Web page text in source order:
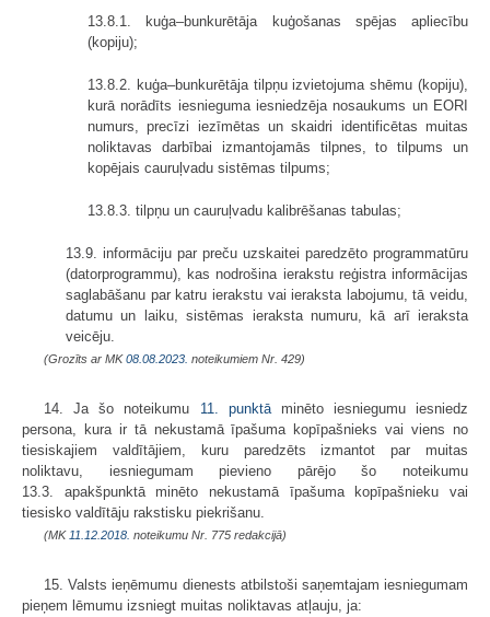
13.8.1. kuģa–bunkurētāja kuģošanas spējas apliecību
(kopiju);
13.8.2. kuģa–bunkurētāja tilpņu izvietojuma shēmu (kopiju),
kurā norādīts iesnieguma iesniedzēja nosaukums un EORI
numurs, precīzi iezīmētas un skaidri identificētas muitas
noliktavas darbībai izmantojamās tilpnes, to tilpums un
kopējais cauruļvadu sistēmas tilpums;
13.8.3. tilpņu un cauruļvadu kalibrēšanas tabulas;
13.9. informāciju par preču uzskaitei paredzēto programmatūru
(datorprogrammu), kas nodrošina ierakstu reģistra informācijas
saglabāšanu par katru ierakstu vai ieraksta labojumu, tā veidu,
datumu un laiku, sistēmas ieraksta numuru, kā arī ieraksta
veicēju.
(Grozīts ar MK08.08.2023. noteikumiem Nr. 429)
14. Ja šo noteikumu 11. punktāminēto iesniegumu iesniedz
persona, kura ir tā nekustamā īpašuma kopīpašnieks vai viens no
tiesiskajiem valdītājiem, kuru paredzēts izmantot par muitas
noliktavu, iesniegumam pievieno pārējo šo noteikumu
13.3. apakšpunktā minēto nekustamā īpašuma kopīpašnieku vai
tiesisko valdītāju rakstisku piekrišanu.
(MK 11.12.2018. noteikumu Nr. 775 redakcijā)
15. Valsts ieņēmumu dienests atbilstoši saņemtajam iesniegumam
pieņem lēmumu izsniegt muitas noliktavas atļauju, ja: